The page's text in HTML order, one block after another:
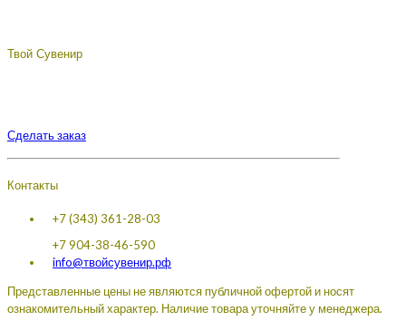
Твой Сувенир
Сделать заказ
Контакты
+7 (343) 361-28-03
+7 904-38-46-590
info@твойсувенир.рф
Представленные цены не являются публичной офертой и носят
ознакомительный характер. Наличие товара уточняйте у менеджера.